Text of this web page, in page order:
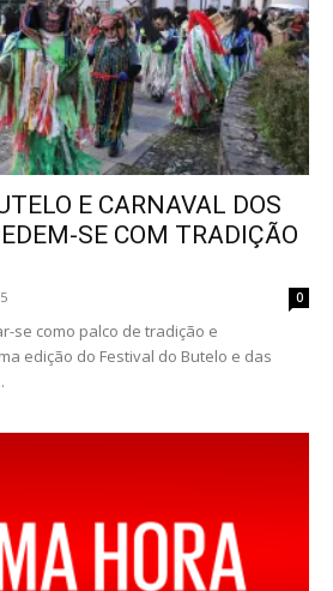
E CARNAVAL DOS
SE COM TRADIÇÃO
0
se como palco de tradição e
edição do Festival do Butelo e das